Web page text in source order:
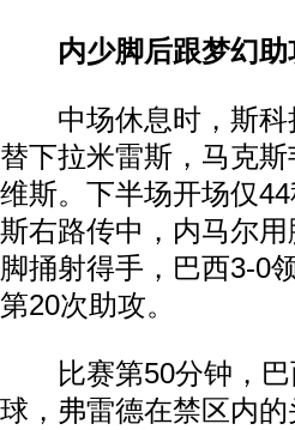
内少脚后跟梦幻助
中场休息时，斯科
替下拉米雷斯，马克
维斯。下半场开场仅
斯右路传中，内马尔
脚捅射得手，巴西3-0
第20次助攻。
比赛第50分钟，巴
球，弗雷德在禁区内